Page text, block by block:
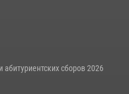
сборов 2026